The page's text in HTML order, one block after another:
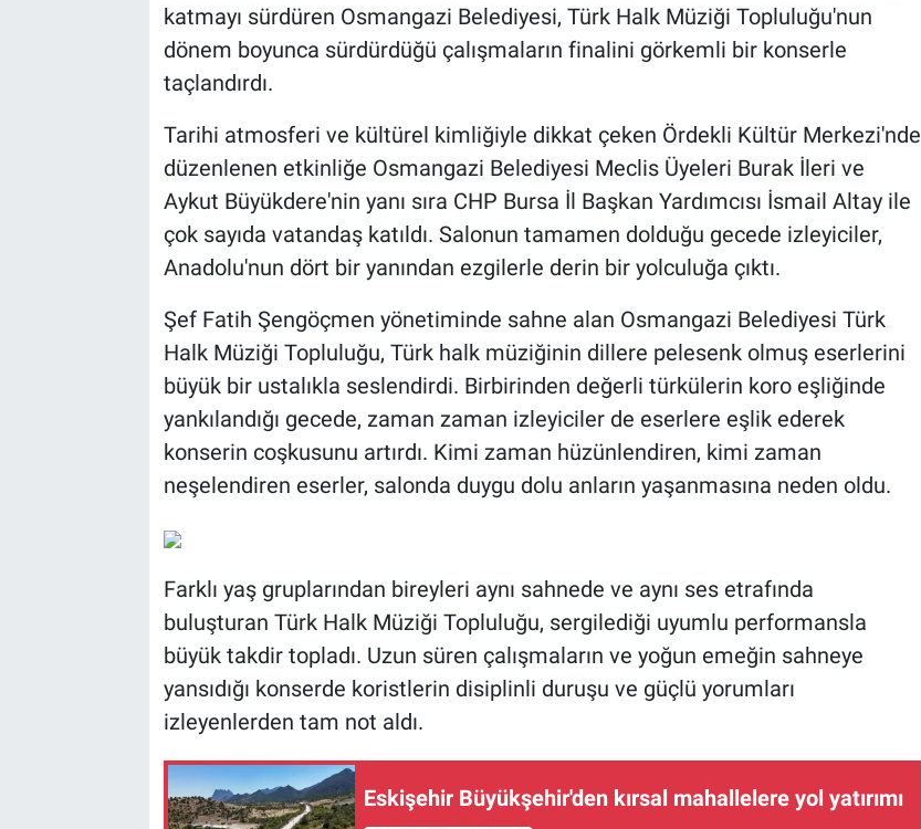
katmayı sürdüren Osmangazi Belediyesi, Türk Halk Müziği Topluluğu'nun
dönem boyunca sürdürdüğü çalışmaların finalini görkemli bir konserle
taçlandırdı.
Tarihi atmosferi ve kültürel kimliğiyle dikkat çeken Ördekli Kültür Merkezi'nde
düzenlenen etkinliğe Osmangazi Belediyesi Meclis Üyeleri Burak İleri ve
Aykut Büyükdere'nin yanı sıra CHP Bursa İl Başkan Yardımcısı İsmail Altay ile
çok sayıda vatandaş katıldı. Salonun tamamen dolduğu gecede izleyiciler,
Anadolu'nun dört bir yanından ezgilerle derin bir yolculuğa çıktı.
Şef Fatih Şengöçmen yönetiminde sahne alan Osmangazi Belediyesi Türk
Halk Müziği Topluluğu, Türk halk müziğinin dillere pelesenk olmuş eserlerini
büyük bir ustalıkla seslendirdi. Birbirinden değerli türkülerin koro eşliğinde
yankılandığı gecede, zaman zaman izleyiciler de eserlere eşlik ederek
konserin coşkusunu artırdı. Kimi zaman hüzünlendiren, kimi zaman
neşelendiren eserler, salonda duygu dolu anların yaşanmasına neden oldu.
Farklı yaş gruplarından bireyleri aynı sahnede ve aynı ses etrafında
buluşturan Türk Halk Müziği Topluluğu, sergilediği uyumlu performansla
büyük takdir topladı. Uzun süren çalışmaların ve yoğun emeğin sahneye
yansıdığı konserde koristlerin disiplinli duruşu ve güçlü yorumları
izleyenlerden tam not aldı.
Eskişehir Büyükşehir'den kırsal mahallelere yol yatırımı